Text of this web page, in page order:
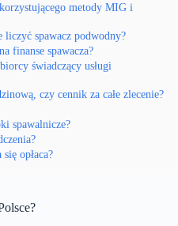
metody MIG i
liczyć spawacz podwodny?
finanse spawacza?
świadczący usługi
czy cennik za całe zlecenie?
spawalnicze?
opłaca?